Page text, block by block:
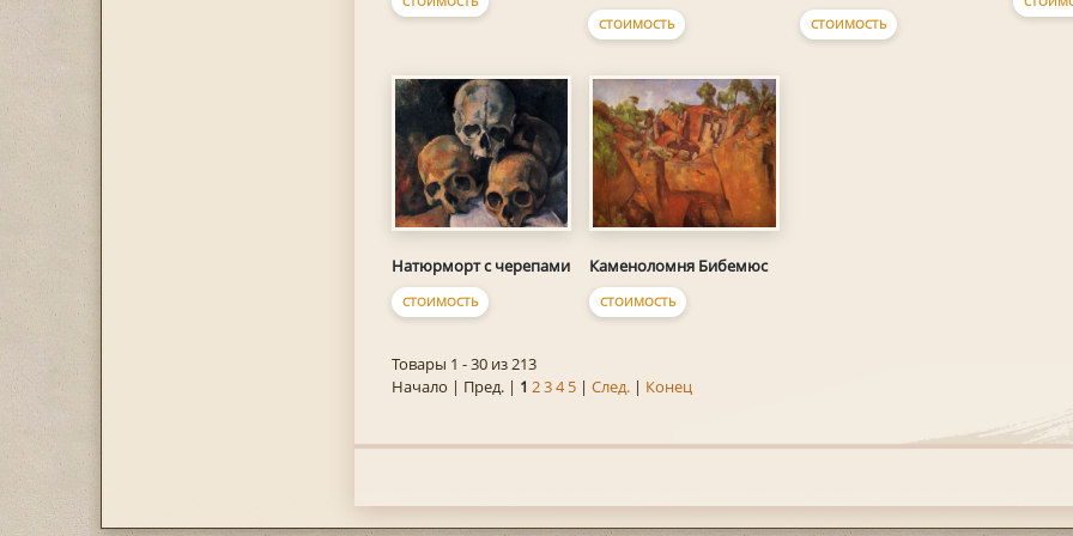
СТОИМОСТЬ
СТОИМОСТЬ
Натюрморт с черепами
СТОИМОСТЬ
Каменоломня Бибемюс
СТОИМОСТЬ
Товары 1 - 30 из 213
Начало | Пред. | 1 234 5| След.| Конец